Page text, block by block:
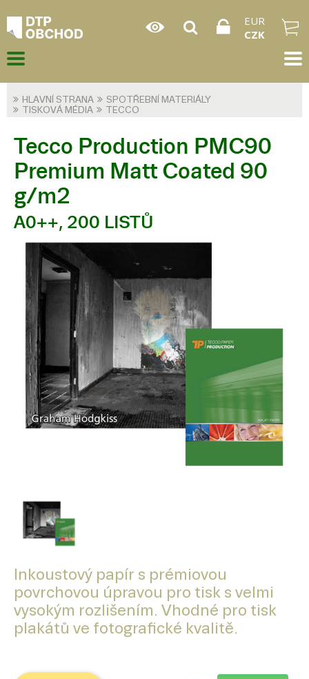
EUR
CZK
HLAVNÍ STRANA
SPOTŘEBNÍ MATERIÁLY
TISKOVÁ MÉDIA
TECCO
Tecco Production PMC90
Premium Matt Coated 90
g/m2
A0++, 200 LISTŮ
Inkoustový papír s prémiovou
povrchovou úpravou pro tisk s velmi
vysokým rozlišením. Vhodné pro tisk
plakátů ve fotografické kvalitě.